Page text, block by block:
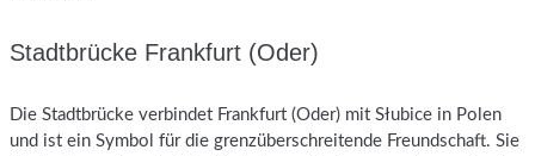
Stadtbrücke Frankfurt (Oder)
Die Stadtbrücke verbindet Frankfurt (Oder) mit Słubice in Polen
und ist ein Symbol für die grenzüberschreitende Freundschaft. Sie